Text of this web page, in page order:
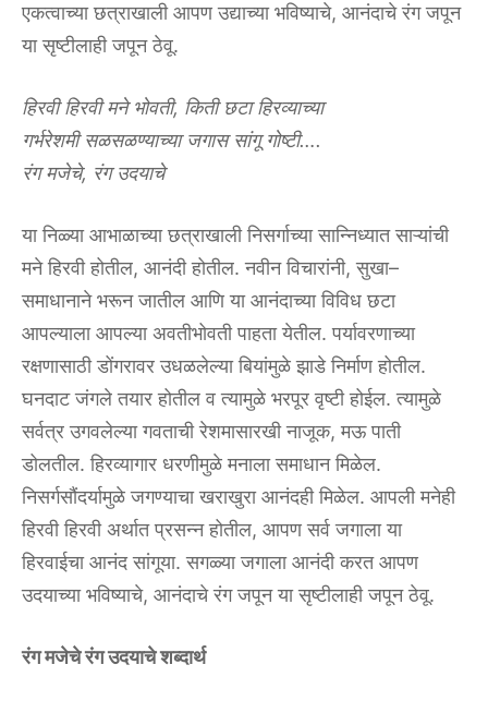
‌एकत्वाच्या‌ ‌छत्राखाली‌ ‌आपण‌ ‌उद्याच्या‌ ‌भविष्याचे,‌ ‌आनंदाचे‌ ‌रंग‌ ‌जपून‌
‌या‌ ‌सृष्टीलाही‌ ‌जपून‌ ‌ठेवू.‌
हिरवी‌ ‌हिरवी‌ ‌मने‌ ‌भोवती,‌ ‌किती‌ ‌छटा‌ ‌हिरव्याच्या‌ ‌
गर्भरेशमी‌ ‌सळसळण्याच्या‌ ‌जगास‌ ‌सांगू‌ ‌गोष्टी….‌ ‌
रंग‌ ‌मजेचे,‌ ‌रंग‌ ‌उदयाचे‌
या‌ ‌निळ्या‌ ‌आभाळाच्या‌ ‌छत्राखाली‌ ‌निसर्गाच्या‌ ‌सान्निध्यात‌ ‌साऱ्यांची‌
‌मने‌ ‌हिरवी‌ ‌होतील,‌ ‌आनंदी‌ ‌होतील.‌ ‌नवीन‌ ‌विचारांनी,‌ ‌सुखा–
समाधानाने‌ ‌भरून‌ ‌जातील‌ ‌आणि‌ ‌या‌ ‌आनंदाच्या‌ ‌विविध‌ ‌छटा‌
‌आपल्याला‌ ‌आपल्या‌ ‌अवतीभोवती‌ ‌पाहता‌ ‌येतील.‌ ‌पर्यावरणाच्या‌
‌रक्षणासाठी‌ ‌डोंगरावर‌ ‌उधळलेल्या‌ ‌बियांमुळे‌ ‌झाडे‌ ‌निर्माण‌ ‌होतील.‌
‌घनदाट‌ ‌जंगले‌ ‌तयार‌ ‌होतील‌ ‌व‌ ‌त्यामुळे‌ ‌भरपूर‌ ‌वृष्टी‌ ‌होईल.‌ ‌त्यामुळे‌
‌सर्वत्र‌ ‌उगवलेल्या‌ ‌गवताची‌ ‌रेशमासारखी‌ ‌नाजूक,‌ ‌मऊ‌ ‌पाती‌
‌डोलतील.‌ ‌हिरव्यागार‌ ‌धरणीमुळे‌ ‌मनाला‌ ‌समाधान‌ ‌मिळेल.‌
‌निसर्गसौंदर्यामुळे‌ ‌जगण्याचा‌ ‌खराखुरा‌ ‌आनंदही‌ ‌मिळेल.‌ ‌आपली‌ ‌मनेही‌
‌हिरवी‌ ‌हिरवी‌ ‌अर्थात‌ ‌प्रसन्न‌ ‌होतील,‌ ‌आपण‌ ‌सर्व‌ ‌जगाला‌ ‌या‌
‌हिरवाईचा‌ ‌आनंद‌ ‌सांगूया.‌ ‌सगळ्या‌ ‌जगाला‌ ‌आनंदी‌ ‌करत‌ ‌आपण‌
‌उदयाच्या‌ ‌भविष्याचे,‌ ‌आनंदाचे‌ ‌रंग‌ ‌जपून‌ ‌या‌ ‌सृष्टीलाही‌ ‌जपून‌ ‌ठेवू.‌ ‌
‌रंग मजेचे रंग उदयाचे शब्दार्थ‌